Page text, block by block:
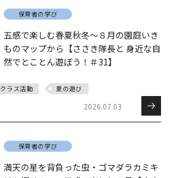
保育者の学び
五感で楽しむ春夏秋冬～８月の園庭いき
ものマップから【ささき隊長と 身近な自
然でとことん遊ぼう！＃31】
クラス活動 夏の遊び
2026.07.03
保育者の学び
満天の星を背負った虫・ゴマダラカミキ